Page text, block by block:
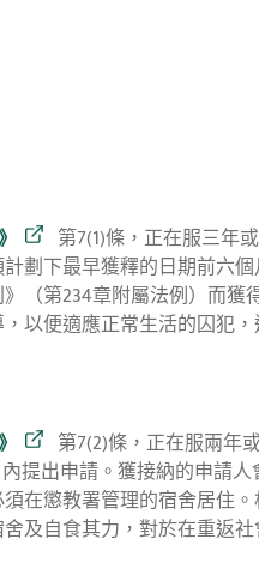
第7(1)條，正在服三年
劃下最早獲釋的日期前六
（第234章附屬法例）而
以便適應正常生活的囚犯
第7(2)條，正在服兩年
提出申請。獲接納的申請
在懲教署管理的宿舍居住
及自食其力，對於在重返